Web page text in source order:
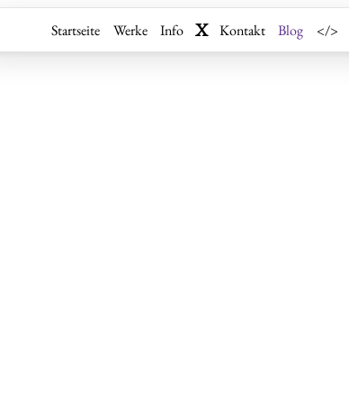
Startseite Werke Info X Kontakt Blog </>